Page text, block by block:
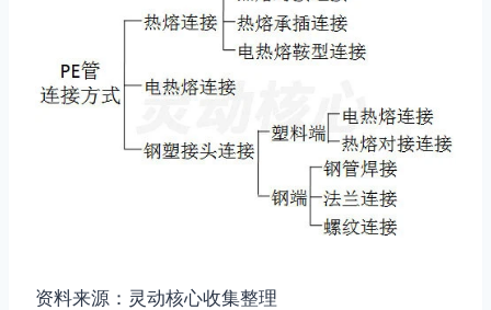
资料来源：灵动核心收集整理